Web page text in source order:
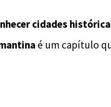
cidades
é um capítulo